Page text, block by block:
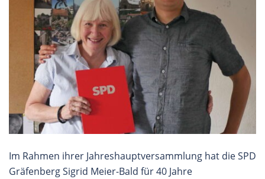
Im Rahmen ihrer Jahreshauptversammlung hat die SPD
Gräfenberg Sigrid Meier-Bald für 40 Jahre